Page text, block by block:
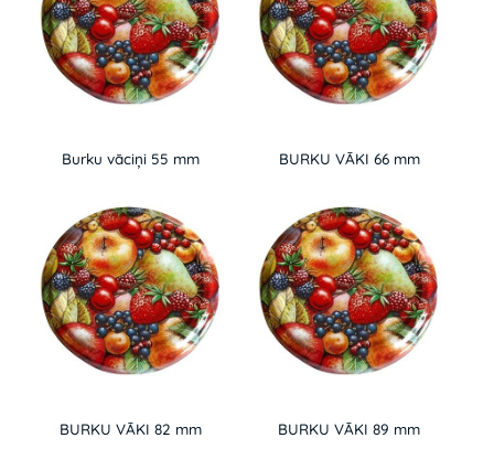
Burku vāciņi 55 mm BURKU VĀKI 66 mm
BURKU VĀKI 82 mm BURKU VĀKI 89 mm